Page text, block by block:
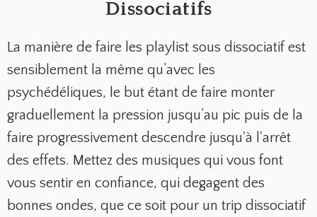
Dissociatifs
La manière de faire les playlist sous dissociatif est
sensiblement la même qu’avec les
psychédéliques, le but étant de faire monter
graduellement la pression jusqu’au pic puis de la
faire progressivement descendre jusqu'à l'arrêt
des effets. Mettez des musiques qui vous font
vous sentir en confiance, qui degagent des
bonnes ondes, que ce soit pour un trip dissociatif